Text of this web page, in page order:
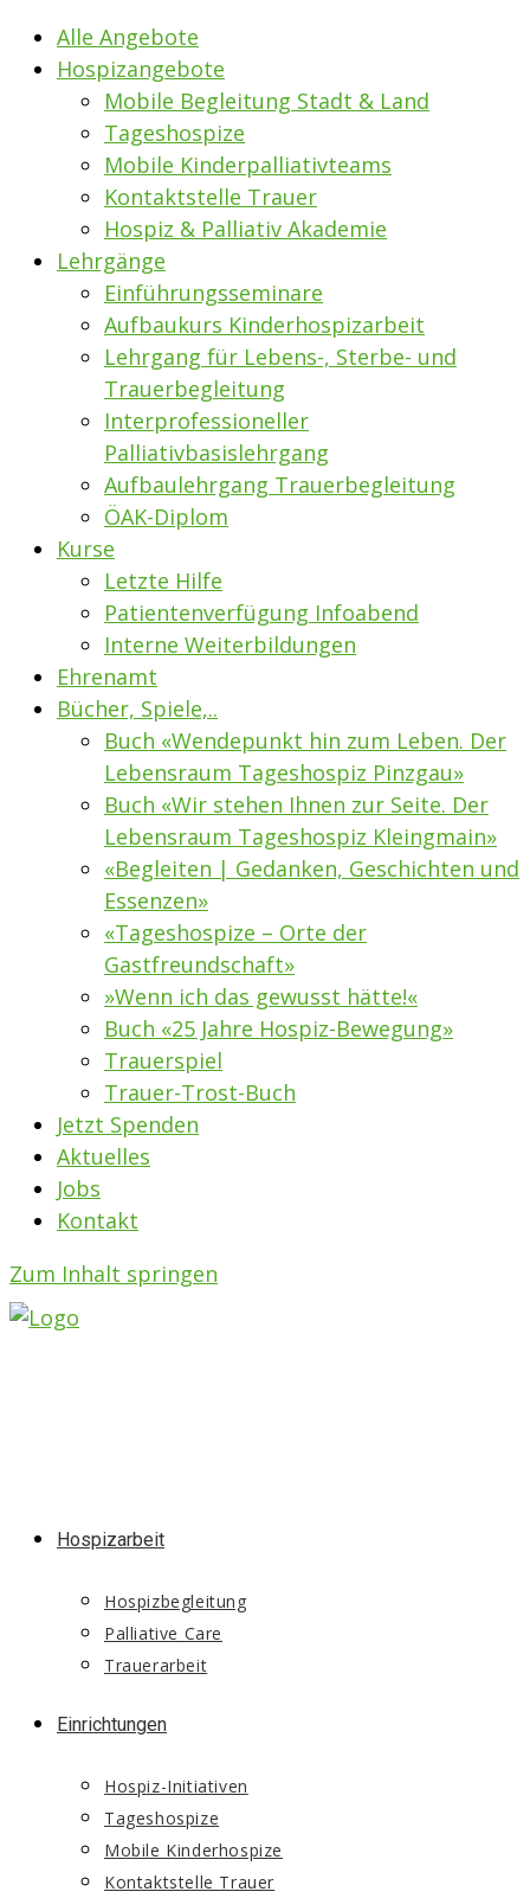
Alle Angebote
Hospizangebote
Mobile Begleitung Stadt & Land
Tageshospize
Mobile Kinderpalliativteams
Kontaktstelle Trauer
Hospiz & Palliativ Akademie
Lehrgänge
Einführungsseminare
Aufbaukurs Kinderhospizarbeit
Lehrgang für Lebens-, Sterbe- und
Trauerbegleitung
Interprofessioneller
Palliativbasislehrgang
Aufbaulehrgang Trauerbegleitung
ÖAK-Diplom
Kurse
Letzte Hilfe
Patientenverfügung Infoabend
Interne Weiterbildungen
Ehrenamt
Bücher, Spiele,..
Buch «Wendepunkt hin zum Leben. Der
Lebensraum Tageshospiz Pinzgau»
Buch «Wir stehen Ihnen zur Seite. Der
Lebensraum Tageshospiz Kleingmain»
«Begleiten | Gedanken, Geschichten und
Essenzen»
«Tageshospize – Orte der
Gastfreundschaft»
»Wenn ich das gewusst hätte!«
Buch «25 Jahre Hospiz-Bewegung»
Trauerspiel
Trauer-Trost-Buch
Jetzt Spenden
Aktuelles
Jobs
Kontakt
Zum Inhalt springen
Hospizarbeit
Hospizbegleitung
Palliative Care
Trauerarbeit
Einrichtungen
Hospiz-Initiativen
Tageshospize
Mobile Kinderhospize
Kontaktstelle Trauer